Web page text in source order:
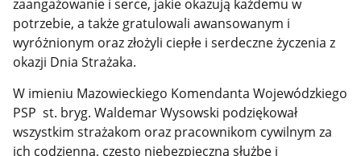
zaangażowanie i serce, jakie okazują każdemu w
potrzebie, a także gratulowali awansowanym i
wyróżnionym oraz złożyli ciepłe i serdeczne życzenia z
okazji Dnia Strażaka.
W imieniu Mazowieckiego Komendanta Wojewódzkiego
PSP st. bryg. Waldemar Wysowski podziękował
wszystkim strażakom oraz pracownikom cywilnym za
ich codzienną, często niebezpieczną służbę i